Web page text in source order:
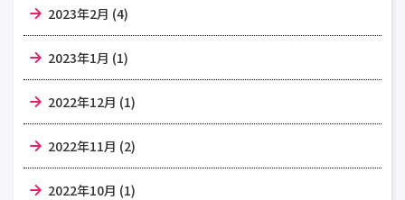
2023年2月 (4)
2023年1月 (1)
2022年12月 (1)
2022年11月 (2)
2022年10月 (1)